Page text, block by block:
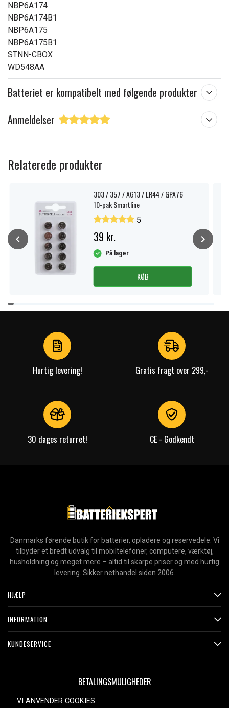
NBP6A174
NBP6A174B1
NBP6A175
NBP6A175B1
STNN-CBOX
WD548AA
Batteriet er kompatibelt med følgende produkter
Anmeldelser
Relaterede produkter
303 / 357 / AG13 / LR44 / GPA76
10-pak Smartline
5
39 kr.
På lager
KØB
Item
1
Hurtig levering! Gratis fragt over 299,-
30 dages returret! CE - Godkendt
Danmarks førende butik for batterier, opladere og reservedele. Vi
tilbyder et bredt udvalg til mobiltelefoner, computere, værktøj,
husholdning og meget mere – altid til skarpe priser og med hurtig
levering. Sikker nethandel siden 2006.
HJÆLP
INFORMATION
KUNDESERVICE
BETALINGSMULIGHEDER
VI ANVENDER COOKIES